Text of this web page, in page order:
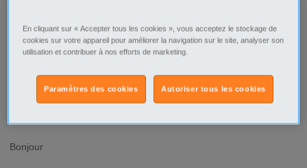
Hérault
Montpellier
Montpellier - 34000
Type d'annonce Particulier Offre
Bonjour
En cliquant sur « Accepter tous les cookies », vous acceptez le stockage de
cookies sur votre appareil pour améliorer la navigation sur le site, analyser son
utilisation et contribuer à nos efforts de marketing.
Autoriser tous les cookies
Paramètres des cookies